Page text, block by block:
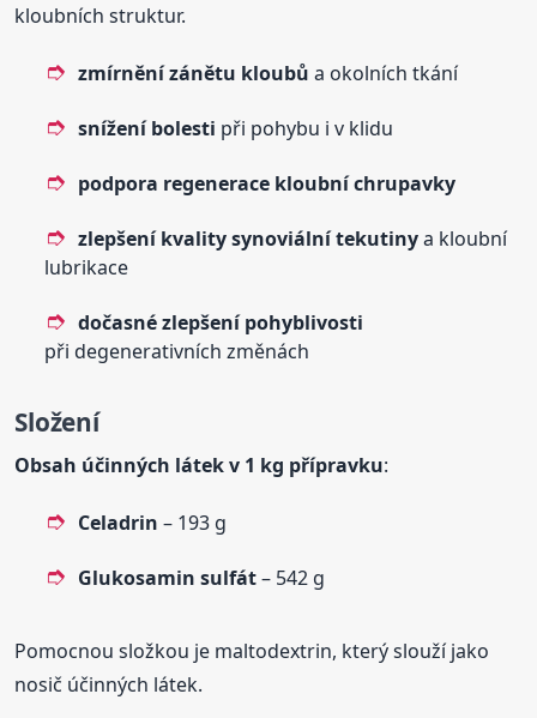
kloubních struktur.
zmírnění zánětu kloubů a okolních tkání
snížení bolesti při pohybu i v klidu
podpora regenerace kloubní chrupavky
zlepšení kvality synoviální tekutinya kloubní
lubrikace
dočasné zlepšení pohyblivosti
při degenerativních změnách
Složení
Obsah účinných látek v 1 kg přípravku:
Celadrin – 193 g
Glukosamin sulfát– 542 g
Pomocnou složkou je maltodextrin, který slouží jako
nosič účinných látek.